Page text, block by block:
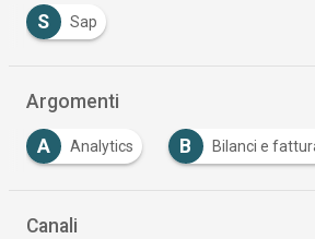
S Sap
Argomenti
B Bilanci e fatturati C Canale
Canali